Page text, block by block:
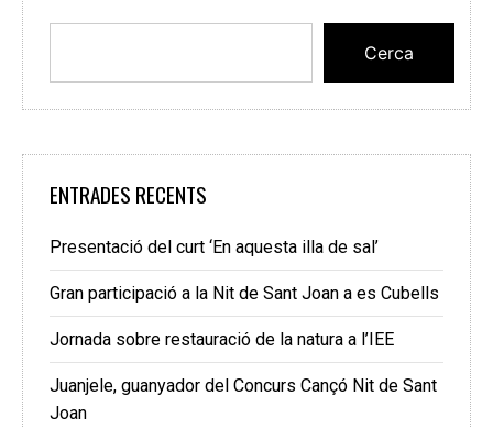
Cerca
ENTRADES RECENTS
Presentació del curt ‘En aquesta illa de sal’
Gran participació a la Nit de Sant Joan a es Cubells
Jornada sobre restauració de la natura a l’IEE
Juanjele, guanyador del Concurs Cançó Nit de Sant
Joan